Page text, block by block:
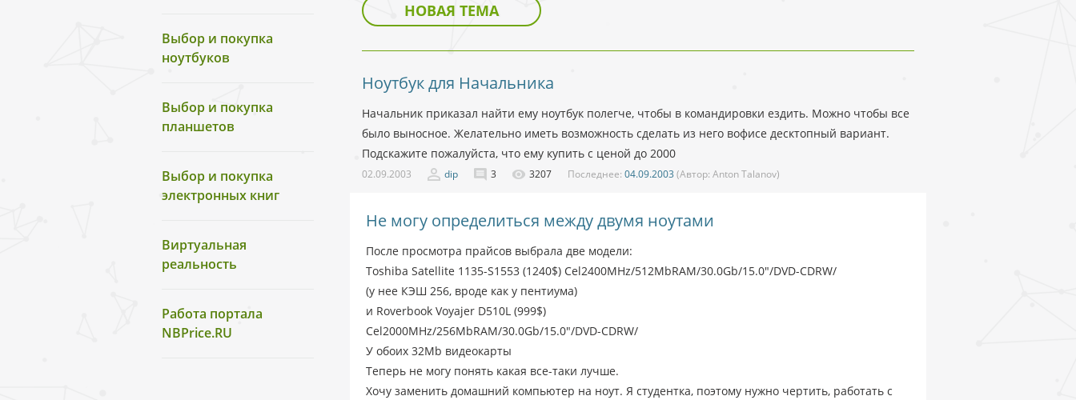
Выбор и покупка
ноутбуков
Выбор и покупка
планшетов
Выбор и покупка
электронных книг
Виртуальная
реальность
Работа портала
NBPrice.RU
НОВАЯ ТЕМА
Ноутбук для Начальника
Начальник приказал найти ему ноутбук полегче, чтобы в командировки ездить. Можно чтобы все
было выносное. Желательно иметь возможность сделать из него вофисе десктопный вариант.
Подскажите пожалуйста, что ему купить с ценой до 2000
02.09.2003 dip 3 3207 Последнее: 04.09.2003 (Автор: Anton Talanov)
Не могу определиться между двумя ноутами
После просмотра прайсов выбрала две модели:
Toshiba Satellite 1135-S1553 (1240$) Cel2400MHz/512MbRAM/30.0Gb/15.0"/DVD-CDRW/
(у нее КЭШ 256, вроде как у пентиума)
и Roverbook Voyajer D510L (999$)
Cel2000MHz/256MbRAM/30.0Gb/15.0"/DVD-CDRW/
У обоих 32Mb видеокарты
Теперь не могу понять какая все-таки лучше.
Хочу заменить домашний компьютер на ноут. Я студентка, поэтому нужно чертить, работать с